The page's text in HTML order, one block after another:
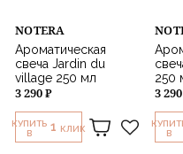
NOTERA
Ароматическая
свеча Jardin du
village 250 мл
3 290 ₽
КУПИТЬ
В
1 КЛИК
250
3
В